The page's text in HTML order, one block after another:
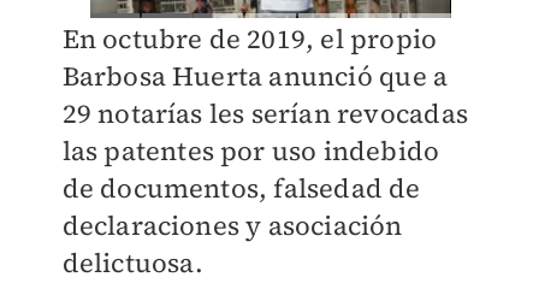
En octubre de 2019, el propio
Barbosa Huerta anunció que a
29 notarías les serían revocadas
las patentes por uso indebido
de documentos, falsedad de
declaraciones y asociación
delictuosa.